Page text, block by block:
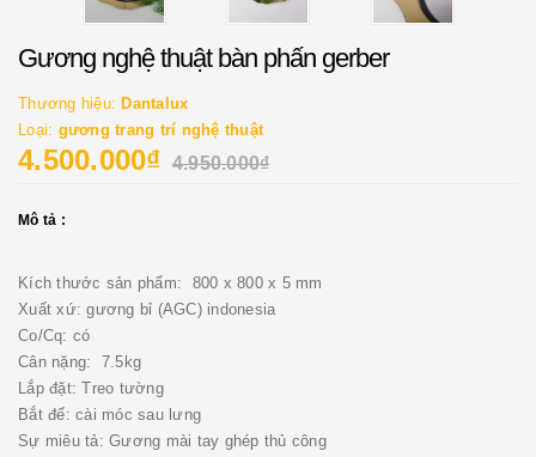
Gương nghệ thuật bàn phấn gerber
Thương hiệu: Dantalux
Loại: gương trang trí nghệ thuật
4.500.000₫ 4.950.000₫
Mô tả :
Kích thước sản phẩm: 800 x 800 x 5 mm
Xuất xứ: gương bỉ (AGC) indonesia
Co/Cq: có
Cân nặng: 7.5kg
Lắp đặt: Treo tường
Bắt đế: cài móc sau lưng
Sự miêu tả: Gương mài tay ghép thủ công